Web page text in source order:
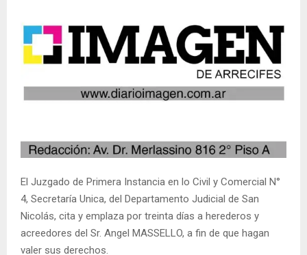
El Juzgado de Primera Instancia en lo Civil y Comercial N°
4, Secretaría Unica, del Departamento Judicial de San
Nicolás, cita y emplaza por treinta días a herederos y
acreedores del Sr. Angel MASSELLO, a fin de que hagan
valer sus derechos.